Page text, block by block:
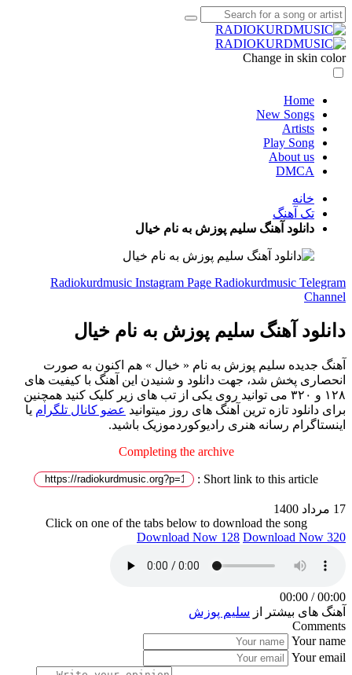
Change in skin color
Home
New Songs
Artists
Play Song
About us
DMCA
خانه
تک آهنگ
دانلود آهنگ سلیم پوزش به نام خیال
Radiokurdmusic Instagram Page Radiokurdmusic Telegram
Channel
دانلود آهنگ سلیم پوزش به نام خیال
آهنگ جدیده سلیم پوزش به نام « خیال » هم اکنون به صورت
انحصاری پخش شد، جهت دانلود و شنیدن این آهنگ با کیفیت های
۱۲۸ و ۳۲۰ می توانید روی یکی از تب های زیر کلیک کنید همچنین
برای دانلود تازه ترین آهنگ های روز میتوانید عضو کانال تلگرام یا
اینستاگرام رسانه هنری رادیوکوردموزیک باشید.
Completing the archive
Short link to this article :
17 مرداد 1400
Click on one of the tabs below to download the song
Download Now 128 Download Now 320
00:00
/
00:00
آهنگ های بیشتر از سلیم پوزش
Comments
Your name
Your email